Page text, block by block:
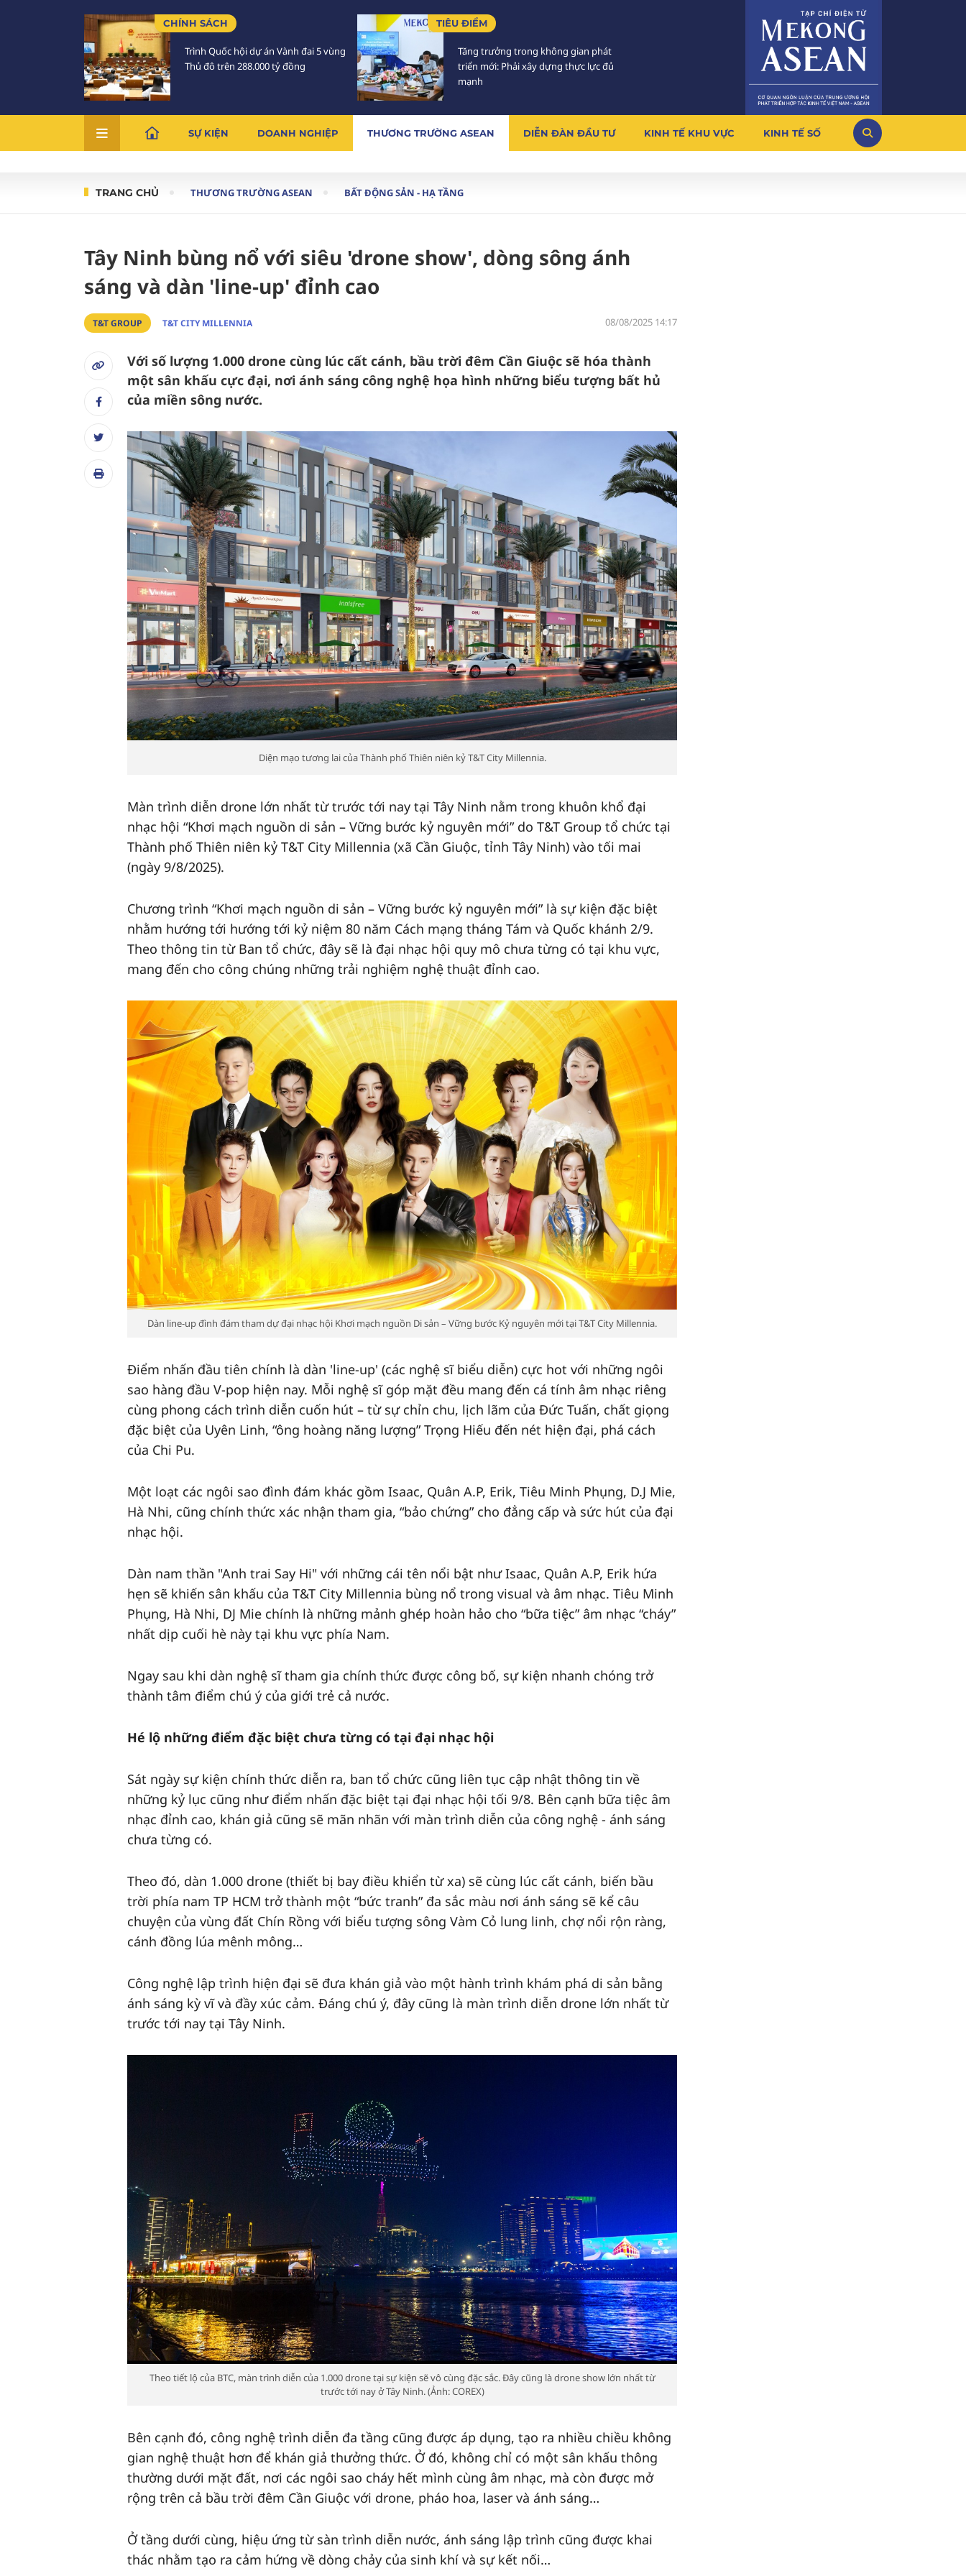
CHÍNH SÁCH
Trình Quốc hội dự án Vành đai 5 vùng
Thủ đô trên 288.000 tỷ đồng
TIÊU ĐIỂM
Tăng trưởng trong không gian phát
triển mới: Phải xây dựng thực lực đủ
mạnh
SỰ KIỆN DOANH NGHIỆP THƯƠNG TRƯỜNG ASEAN DIỄN ĐÀN ĐẦU TƯ KINH TẾ KHU VỰC KINH TẾ SỐ
TRANG CHỦ THƯƠNG TRƯỜNG ASEAN BẤT ĐỘNG SẢN - HẠ TẦNG
Tây Ninh bùng nổ với siêu 'drone show', dòng sông ánh
sáng và dàn 'line-up' đỉnh cao
T&T GROUP T&T CITY MILLENNIA 08/08/2025 14:17
Với số lượng 1.000 drone cùng lúc cất cánh, bầu trời đêm Cần Giuộc sẽ hóa thành
một sân khấu cực đại, nơi ánh sáng công nghệ họa hình những biểu tượng bất hủ
của miền sông nước.
Diện mạo tương lai của Thành phố Thiên niên kỷ T&T City Millennia.
Màn trình diễn drone lớn nhất từ trước tới nay tại Tây Ninh nằm trong khuôn khổ đại
nhạc hội “Khơi mạch nguồn di sản – Vững bước kỷ nguyên mới” do T&T Group tổ chức tại
Thành phố Thiên niên kỷ T&T City Millennia (xã Cần Giuộc, tỉnh Tây Ninh) vào tối mai
(ngày 9/8/2025).
Chương trình “Khơi mạch nguồn di sản – Vững bước kỷ nguyên mới” là sự kiện đặc biệt
nhằm hướng tới hướng tới kỷ niệm 80 năm Cách mạng tháng Tám và Quốc khánh 2/9.
Theo thông tin từ Ban tổ chức, đây sẽ là đại nhạc hội quy mô chưa từng có tại khu vực,
mang đến cho công chúng những trải nghiệm nghệ thuật đỉnh cao.
Dàn line-up đình đám tham dự đại nhạc hội Khơi mạch nguồn Di sản – Vững bước Kỷ nguyên mới tại T&T City Millennia.
Điểm nhấn đầu tiên chính là dàn 'line-up' (các nghệ sĩ biểu diễn) cực hot với những ngôi
sao hàng đầu V-pop hiện nay. Mỗi nghệ sĩ góp mặt đều mang đến cá tính âm nhạc riêng
cùng phong cách trình diễn cuốn hút – từ sự chỉn chu, lịch lãm của Đức Tuấn, chất giọng
đặc biệt của Uyên Linh, “ông hoàng năng lượng” Trọng Hiếu đến nét hiện đại, phá cách
của Chi Pu.
Một loạt các ngôi sao đình đám khác gồm Isaac, Quân A.P, Erik, Tiêu Minh Phụng, D.J Mie,
Hà Nhi, cũng chính thức xác nhận tham gia, “bảo chứng” cho đẳng cấp và sức hút của đại
nhạc hội.
Dàn nam thần "Anh trai Say Hi" với những cái tên nổi bật như Isaac, Quân A.P, Erik hứa
hẹn sẽ khiến sân khấu của T&T City Millennia bùng nổ trong visual và âm nhạc. Tiêu Minh
Phụng, Hà Nhi, DJ Mie chính là những mảnh ghép hoàn hảo cho “bữa tiệc” âm nhạc “cháy”
nhất dịp cuối hè này tại khu vực phía Nam.
Ngay sau khi dàn nghệ sĩ tham gia chính thức được công bố, sự kiện nhanh chóng trở
thành tâm điểm chú ý của giới trẻ cả nước.
Hé lộ những điểm đặc biệt chưa từng có tại đại nhạc hội
Sát ngày sự kiện chính thức diễn ra, ban tổ chức cũng liên tục cập nhật thông tin về
những kỷ lục cũng như điểm nhấn đặc biệt tại đại nhạc hội tối 9/8. Bên cạnh bữa tiệc âm
nhạc đỉnh cao, khán giả cũng sẽ mãn nhãn với màn trình diễn của công nghệ - ánh sáng
chưa từng có.
Theo đó, dàn 1.000 drone (thiết bị bay điều khiển từ xa) sẽ cùng lúc cất cánh, biến bầu
trời phía nam TP HCM trở thành một “bức tranh” đa sắc màu nơi ánh sáng sẽ kể câu
chuyện của vùng đất Chín Rồng với biểu tượng sông Vàm Cỏ lung linh, chợ nổi rộn ràng,
cánh đồng lúa mênh mông…
Công nghệ lập trình hiện đại sẽ đưa khán giả vào một hành trình khám phá di sản bằng
ánh sáng kỳ vĩ và đầy xúc cảm. Đáng chú ý, đây cũng là màn trình diễn drone lớn nhất từ
trước tới nay tại Tây Ninh.
Theo tiết lộ của BTC, màn trình diễn của 1.000 drone tại sự kiện sẽ vô cùng đặc sắc. Đây cũng là drone show lớn nhất từ
trước tới nay ở Tây Ninh. (Ảnh: COREX)
Bên cạnh đó, công nghệ trình diễn đa tầng cũng được áp dụng, tạo ra nhiều chiều không
gian nghệ thuật hơn để khán giả thưởng thức. Ở đó, không chỉ có một sân khấu thông
thường dưới mặt đất, nơi các ngôi sao cháy hết mình cùng âm nhạc, mà còn được mở
rộng trên cả bầu trời đêm Cần Giuộc với drone, pháo hoa, laser và ánh sáng…
Ở tầng dưới cùng, hiệu ứng từ sàn trình diễn nước, ánh sáng lập trình cũng được khai
thác nhằm tạo ra cảm hứng về dòng chảy của sinh khí và sự kết nối…